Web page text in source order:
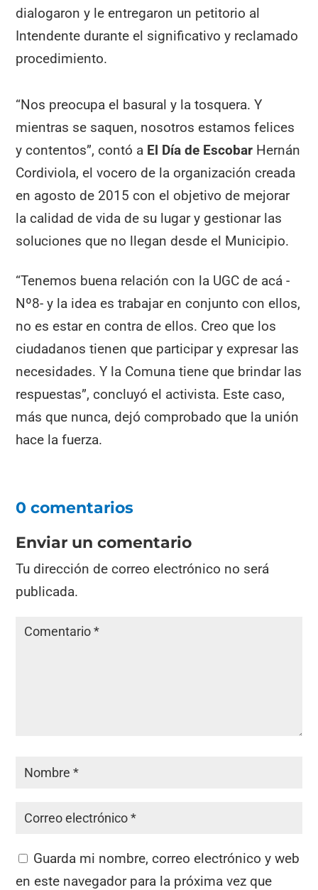
dialogaron y le entregaron un petitorio al
Intendente durante el significativo y reclamado
procedimiento.
“Nos preocupa el basural y la tosquera. Y
mientras se saquen, nosotros estamos felices
y contentos”, contó a El Día de Escobar Hernán
Cordiviola, el vocero de la organización creada
en agosto de 2015 con el objetivo de mejorar
la calidad de vida de su lugar y gestionar las
soluciones que no llegan desde el Municipio.
“Tenemos buena relación con la UGC de acá -
Nº8- y la idea es trabajar en conjunto con ellos,
no es estar en contra de ellos. Creo que los
ciudadanos tienen que participar y expresar las
necesidades. Y la Comuna tiene que brindar las
respuestas”, concluyó el activista. Este caso,
más que nunca, dejó comprobado que la unión
hace la fuerza.
0 comentarios
Enviar un comentario
Tu dirección de correo electrónico no será
publicada.
Guarda mi nombre, correo electrónico y web
en este navegador para la próxima vez que